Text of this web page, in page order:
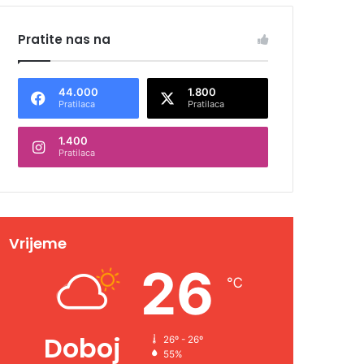
Pratite nas na
44.000
Pratilaca
1.800
Pratilaca
1.400
Pratilaca
Vrijeme
Doboj
26 ℃
26º - 26º
55%